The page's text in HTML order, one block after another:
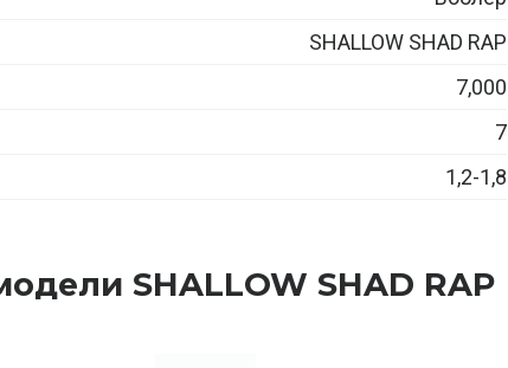
SHALLOW SHAD RAP
7,000
7
1,2-1,8
SHALLOW SHAD RAP